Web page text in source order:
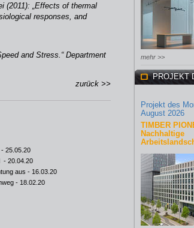
(2011): „Effects of thermal
responses, and
and Stress.“ Department
zurück >>
- 25.05.20
- 20.04.20
aus - 16.03.20
- 18.02.20
mehr >>
PROJEKT
Projekt des
August 2026
TIMBER
Nachhaltige